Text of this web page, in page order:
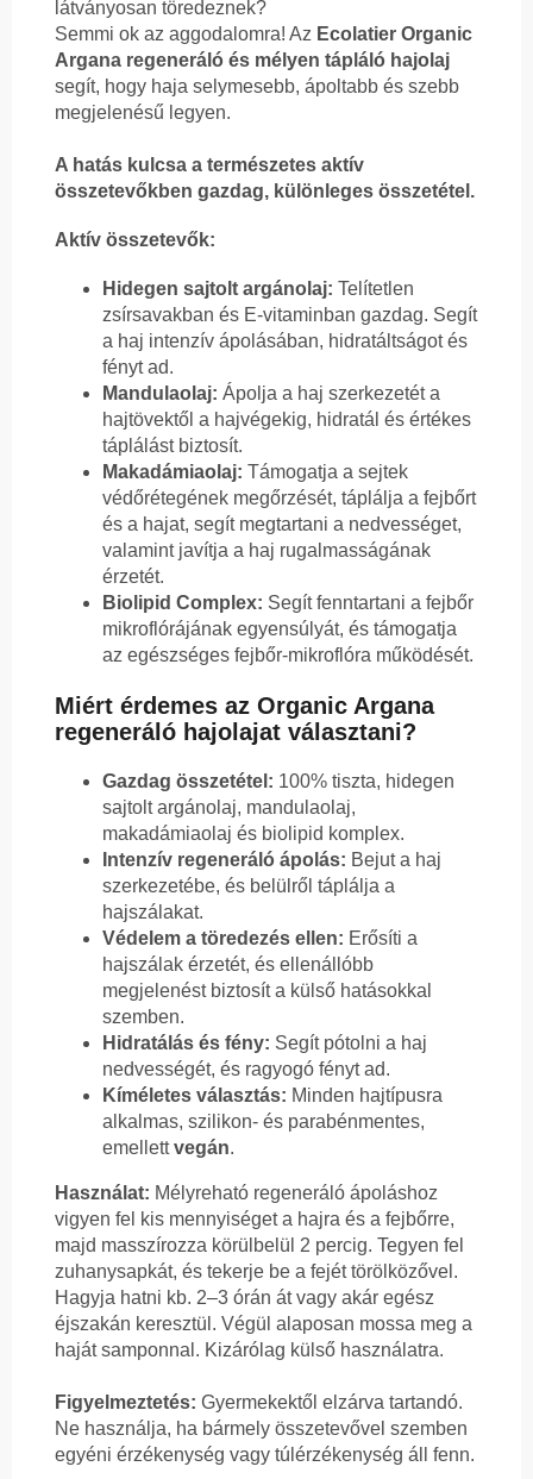
látványosan töredeznek?
Semmi ok az aggodalomra! Az Ecolatier Organic
Argana regeneráló és mélyen tápláló hajolaj
segít, hogy haja selymesebb, ápoltabb és szebb
megjelenésű legyen.
A hatás kulcsa a természetes aktív
összetevőkben gazdag, különleges összetétel.
Aktív összetevők:
Hidegen sajtolt argánolaj: Telítetlen
zsírsavakban és E-vitaminban gazdag. Segít
a haj intenzív ápolásában, hidratáltságot és
fényt ad.
Mandulaolaj: Ápolja a haj szerkezetét a
hajtövektől a hajvégekig, hidratál és értékes
táplálást biztosít.
Makadámiaolaj: Támogatja a sejtek
védőrétegének megőrzését, táplálja a fejbőrt
és a hajat, segít megtartani a nedvességet,
valamint javítja a haj rugalmasságának
érzetét.
Biolipid Complex: Segít fenntartani a fejbőr
mikroflórájának egyensúlyát, és támogatja
az egészséges fejbőr-mikroflóra működését.
Miért érdemes az Organic Argana
regeneráló hajolajat választani?
Gazdag összetétel: 100% tiszta, hidegen
sajtolt argánolaj, mandulaolaj,
makadámiaolaj és biolipid komplex.
Intenzív regeneráló ápolás: Bejut a haj
szerkezetébe, és belülről táplálja a
hajszálakat.
Védelem a töredezés ellen: Erősíti a
hajszálak érzetét, és ellenállóbb
megjelenést biztosít a külső hatásokkal
szemben.
Hidratálás és fény: Segít pótolni a haj
nedvességét, és ragyogó fényt ad.
Kíméletes választás: Minden hajtípusra
alkalmas, szilikon- és parabénmentes,
emellettvegán.
Használat: Mélyreható regeneráló ápoláshoz
vigyen fel kis mennyiséget a hajra és a fejbőrre,
majd masszírozza körülbelül 2 percig. Tegyen fel
zuhanysapkát, és tekerje be a fejét törölközővel.
Hagyja hatni kb. 2–3 órán át vagy akár egész
éjszakán keresztül. Végül alaposan mossa meg a
haját samponnal. Kizárólag külső használatra.
Figyelmeztetés: Gyermekektől elzárva tartandó.
Ne használja, ha bármely összetevővel szemben
egyéni érzékenység vagy túlérzékenység áll fenn.